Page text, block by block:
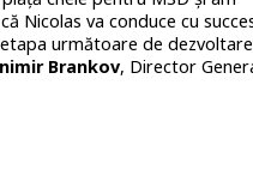
Nicolas va conduce cu
următoare de
Brankov, Director